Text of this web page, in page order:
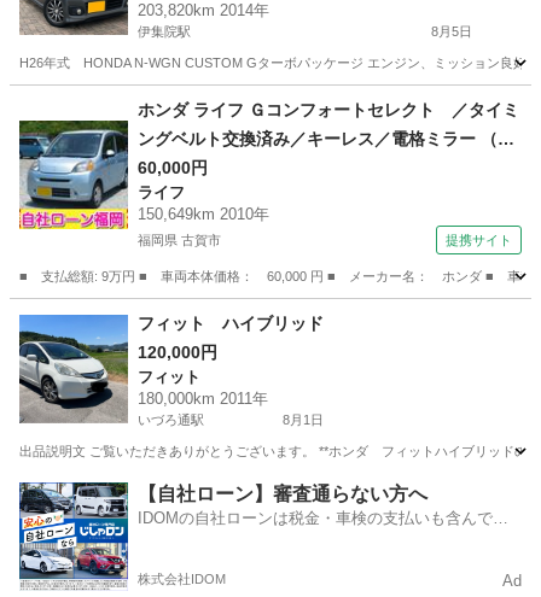
203,820km 2014年
伊集院駅 8月5日
H26年式 HONDA N-WGN CUSTOM Gターボパッケージ エンジン、ミッション良好
伊集院駅 N-WGN
ホンダ ライフ Ｇコンフォートセレクト ／タイミ
ングベルト交換済み／キーレス／電格ミラー （検
9.4）
60,000円
ライフ
150,649km 2010年
福岡県 古賀市 提携サイト
■ 支払総額: 9万円 ■ 車両本体価格： 60,000 円 ■ メーカー名： ホンダ ■ 車種
福岡 古賀市
フィット ハイブリッド
120,000円
フィット
180,000km 2011年
いづろ通駅 8月1日
出品説明文 ご覧いただきありがとうございます。 **ホンダ フィットハイブリッドの
鹿児島 鹿児島市 いづろ通駅 フィット
【自社ローン】審査通らない方へ
IDOMの自社ローンは税金・車検の支払いも含んでい
株式会社IDOM Ad